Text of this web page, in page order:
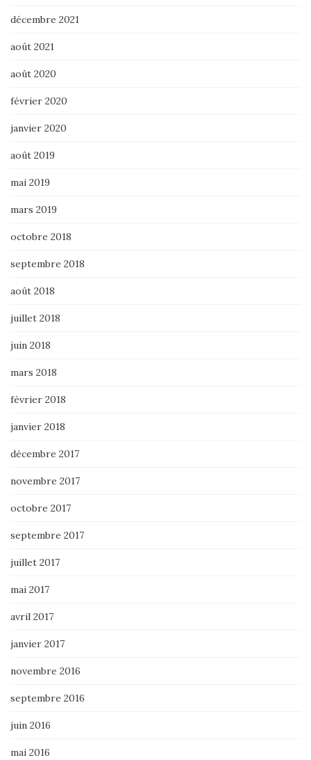
décembre 2021
août 2021
août 2020
février 2020
janvier 2020
août 2019
mai 2019
mars 2019
octobre 2018
septembre 2018
août 2018
juillet 2018
juin 2018
mars 2018
février 2018
janvier 2018
décembre 2017
novembre 2017
octobre 2017
septembre 2017
juillet 2017
mai 2017
avril 2017
janvier 2017
novembre 2016
septembre 2016
juin 2016
mai 2016